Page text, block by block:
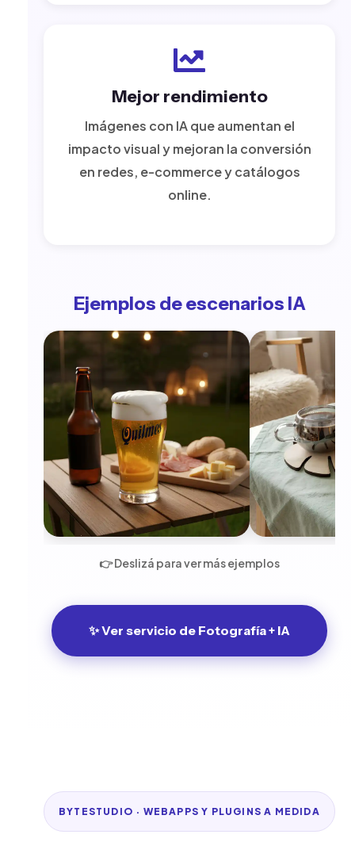
Mejor rendimiento
Imágenes con IA que aumentan el
impacto visual y mejoran la conversión
en redes, e-commerce y catálogos
online.
Ejemplos de escenarios IA
👉 Deslizá para ver más ejemplos
✨ Ver servicio de Fotografía + IA
BYTESTUDIO · WEBAPPS Y PLUGINS A MEDIDA